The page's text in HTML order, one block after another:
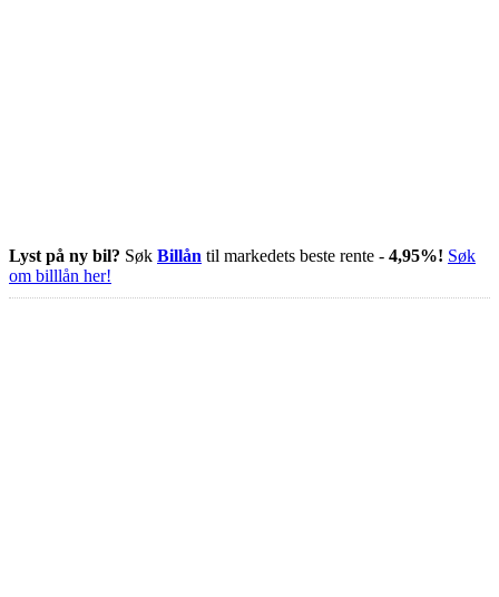
Lyst på ny bil? Søk Billån til markedets beste rente - 4,95%! Søk
om billlån her!